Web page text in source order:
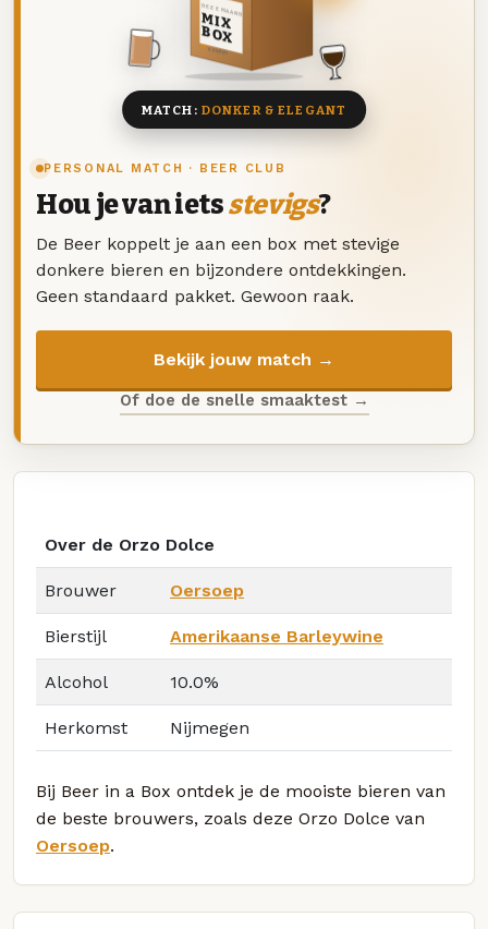
PERSONAL MATCH · BEER CLUB
Hou je van ietsstevigs?
De Beer koppelt je aan een box met stevige
donkere bieren en bijzondere ontdekkingen.
Geen standaard pakket. Gewoon raak.
Bekijk jouw match →
Of doe de snelle smaaktest →
DEZE MAAND
MIX
BOX
8 BIEREN
MATCH: DONKER & ELEGANT
Over de Orzo Dolce
Brouwer Oersoep
Bierstijl Amerikaanse Barleywine
Alcohol 10.0%
Herkomst Nijmegen
Bij Beer in a Box ontdek je de mooiste bieren van
de beste brouwers, zoals deze Orzo Dolce van
Oersoep.